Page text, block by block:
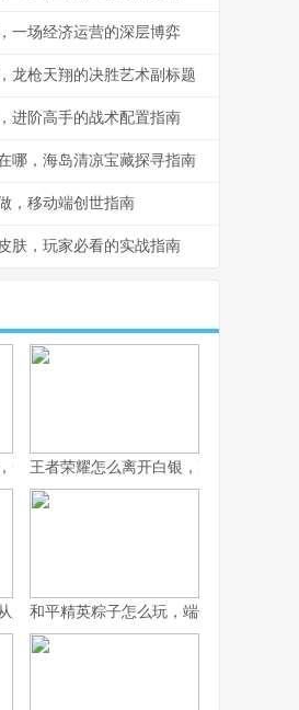
一场经济运营的深层博弈
龙枪天翔的决胜艺术副标题
进阶高手的战术配置指南
哪，海岛清凉宝藏探寻指南
，移动端创世指南
肤，玩家必看的实战指南
一场被忽视的战略艺术
王者荣耀怎么离开白银，副标题为突破
入门到精通的实战指南
和平精英粽子怎么玩，端午竞技的战术